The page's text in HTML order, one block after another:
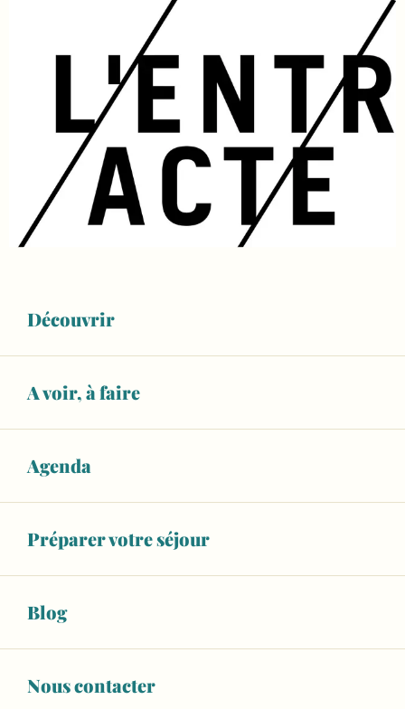
Découvrir
A voir, à faire
Agenda
Préparer votre séjour
Blog
Nous contacter
Ouverture et coordonnées
+ 1 autre(s) prestation(s)
02 43 62 22▒▒
lentracte-sable.fr